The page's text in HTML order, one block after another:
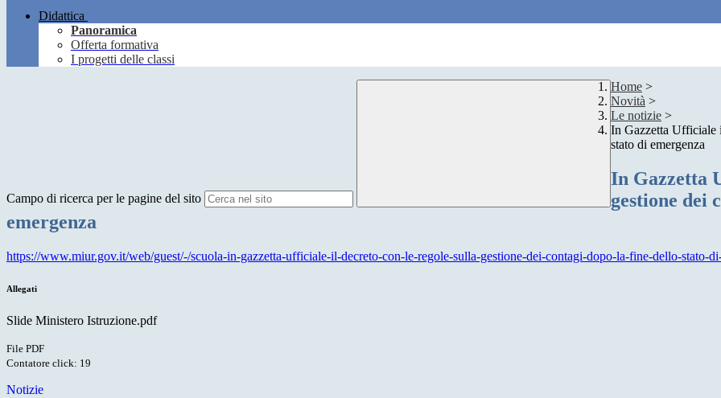
Didattica
Panoramica
Offerta formativa
I progetti delle classi
Campo di ricerca per le pagine del sito
Home >
Novità >
Le notizie >
In Gazzetta Ufficiale
stato di emergenza
In Gazzetta
gestione dei
emergenza
https://www.miur.gov.it/web/guest/-/scuola-in-gazzetta-ufficiale-il-decreto-con-le-regole-sulla-gestione-dei-contagi-dopo-la-fine-dello-stato-
Allegati
Slide Ministero Istruzione.pdf
File PDF
Contatore click: 19
Notizie